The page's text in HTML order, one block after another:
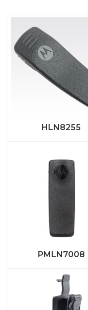
HLN8255
PMLN7008